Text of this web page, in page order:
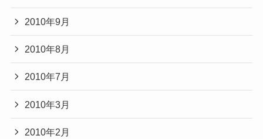
2010年9月
2010年8月
2010年7月
2010年3月
2010年2月